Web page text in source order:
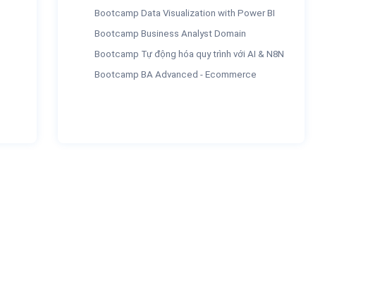
Bootcamp Data Visualization with Power BI
Bootcamp Business Analyst Domain
Bootcamp Tự động hóa quy trình với AI & N8N
Bootcamp BA Advanced - Ecommerce